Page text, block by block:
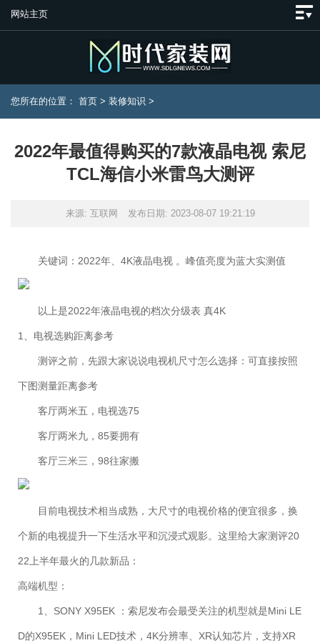
网站主页
您所在的位置： 首页 > 装修知识 >
2022年最值得购买的7款液晶电视 索尼
TCL海信小米雷鸟大测评
来源: 互联网 发布日期: 2023-08-07 19:21:19
关键词：2022年、4K液晶电视 。峰值亮度为蓝大实测值
以上是2022年液晶电视的档次分级表 真4K
1、电视选购距离参考
测评之前，先跟大家说说电视机尺寸怎么选择：可直接按照
下图测量距离参考
客厅两米五，电视选75
客厅两米九，85要拥有
客厅三米三，98往家搬
目前电视技术相当成熟，大尺寸的电视价格的便宜很多，换
个新的电视提升一下生活水平和沉浸式观影。这里给大家测评20
22上半年最火的几款新品：
高端机型：
1、SONY X95EK ：索尼发布会最受关注的机型就是Mini LE
D的X95EK，Mini LED技术，4K分辨率、XR认知芯片，支持XR